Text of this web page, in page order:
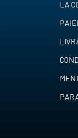
LA